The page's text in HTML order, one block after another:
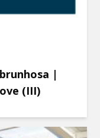
|
(III)